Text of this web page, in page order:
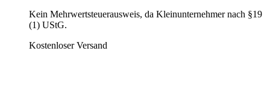
Kein Mehrwertsteuerausweis, da Kleinunternehmer nach §19
(1) UStG.
Kostenloser Versand